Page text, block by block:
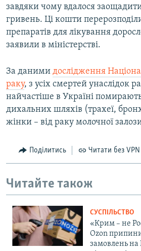
завдяки чому вдалося
гривень. Ці кошти
препаратів для лікування
заявили в міністерстві.
За даними дослідження
раку, з усіх смертей унаслідок
найчастіше в Україні
дихальних шляхів (трахеї,
жінки – від раку молочної
Поділитись Читати без VPN
Читайте також
СУСПІЛЬСТВО
«Крим – не
Ozon
замовлень